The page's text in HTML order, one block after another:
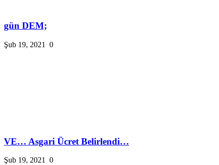
gün DEM;
Şub 19, 2021 0
VE… Asgari Ücret Belirlendi…
Şub 19, 2021 0